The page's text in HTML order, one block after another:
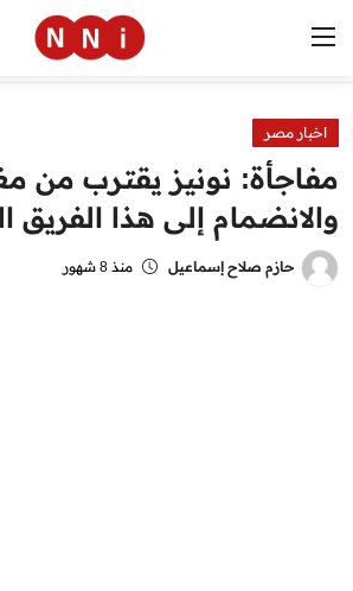
الرئيسية
اخبار مصر
العالم
اخبار مصر
مفاجأة: نونيز يقترب من
والانضمام إلى هذا الفريق
حازم صلاح إسماعيل منذ 8 شهور